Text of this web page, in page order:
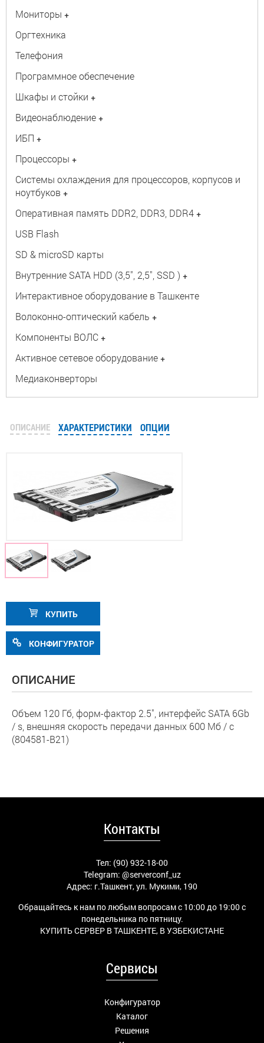
Мониторы +
Оргтехника
Телефония
Программное обеспечение
Шкафы и стойки +
Видеонаблюдение +
ИБП +
Процессоры +
Системы охлаждения для процессоров, корпусов и
ноутбуков +
Оперативная память DDR2, DDR3, DDR4 +
USB Flash
SD & microSD карты
Внутренние SATA HDD (3,5", 2,5", SSD ) +
Интерактивное оборудование в Ташкенте
Волоконно-оптический кабель +
Компоненты ВОЛС +
Активное сетевое оборудование +
Медиаконверторы
ОПИСАНИЕ ХАРАКТЕРИСТИКИ ОПЦИИ
КУПИТЬ
КОНФИГУРАТОР
ОПИСАНИЕ
Объем 120 Гб, форм-фактор 2.5", интерфейс SATA 6Gb
/ s, внешняя скорость передачи данных 600 Мб / с
(804581-B21)
Контакты
Тел: (90) 932-18-00
Telegram: @serverconf_uz
Адрес: г.Ташкент, ул. Мукими, 190
Обращайтесь к нам по любым вопросам с 10:00 до 19:00 с
понедельника по пятницу.
КУПИТЬ СЕРВЕР В ТАШКЕНТЕ, В УЗБЕКИСТАНЕ
Сервисы
Конфигуратор
Каталог
Решения